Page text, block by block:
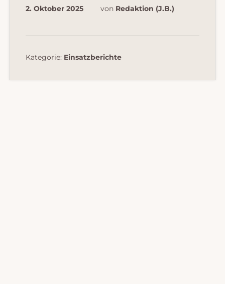
2. Oktober 2025 von Redaktion (J.B.)
Kategorie: Einsatzberichte